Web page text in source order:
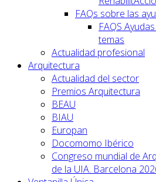
FAQs sobre las
FAQS
temas
Actualidad profesional
Arquitectura
Actualidad del sector
Premios Arquitectura
BEAU
BIAU
Europan
Docomomo Ibérico
Congreso mundial de
de la UIA. Barcelona